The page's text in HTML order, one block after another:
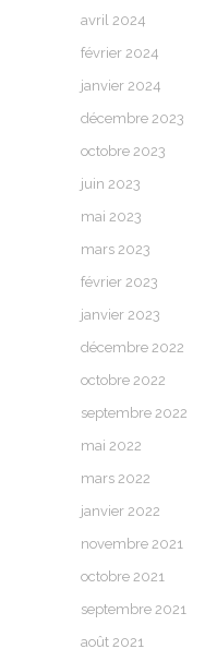
avril 2024
février 2024
janvier 2024
décembre 2023
octobre 2023
juin 2023
mai 2023
mars 2023
février 2023
janvier 2023
décembre 2022
octobre 2022
septembre 2022
mai 2022
mars 2022
janvier 2022
novembre 2021
octobre 2021
septembre 2021
août 2021